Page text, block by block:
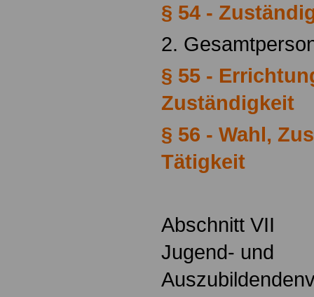
§ 54 -
2.
§ 55 -
Zuständigkeit
§ 56 - Wahl,
Tätigkeit
Abschnitt VII
Jugend- und